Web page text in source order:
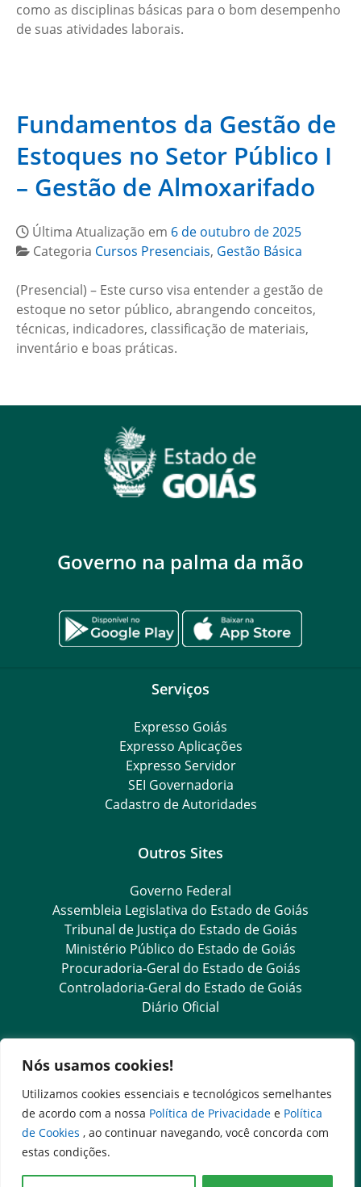
Nós usamos cookies!
Utilizamos cookies essenciais e tecnológicos semelhantes
de acordo com a nossa Política de Privacidade e Política
de Cookies , ao continuar navegando, você concorda com
estas condições.
como as disciplinas básicas para o bom desempenho
de suas atividades laborais.
Fundamentos da Gestão de
Estoques no Setor Público I
– Gestão de Almoxarifado
Última Atualização em 6 de outubro de 2025
Categoria Cursos Presenciais, Gestão Básica
(Presencial) – Este curso visa entender a gestão de
estoque no setor público, abrangendo conceitos,
técnicas, indicadores, classificação de materiais,
inventário e boas práticas.
Governo na palma da mão
Serviços
Expresso Goiás
Expresso Aplicações
Expresso Servidor
SEI Governadoria
Cadastro de Autoridades
Outros Sites
Governo Federal
Assembleia Legislativa do Estado de Goiás
Tribunal de Justiça do Estado de Goiás
Ministério Público do Estado de Goiás
Procuradoria-Geral do Estado de Goiás
Controladoria-Geral do Estado de Goiás
Diário Oficial
Transparência e Ouvidoria
LGPD
Goiás Transparência
Dados Abertos Goiás
SIC – Serviço de Informação ao Cidadão
e-SIC – Serviço Eletrônico de Informação ao Cidadão